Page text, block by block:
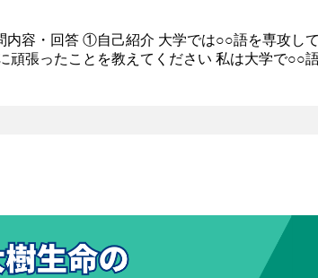
内容・回答 ①自己紹介 大学では○○語を専攻し
張ったことを教えてください 私は大学で○○